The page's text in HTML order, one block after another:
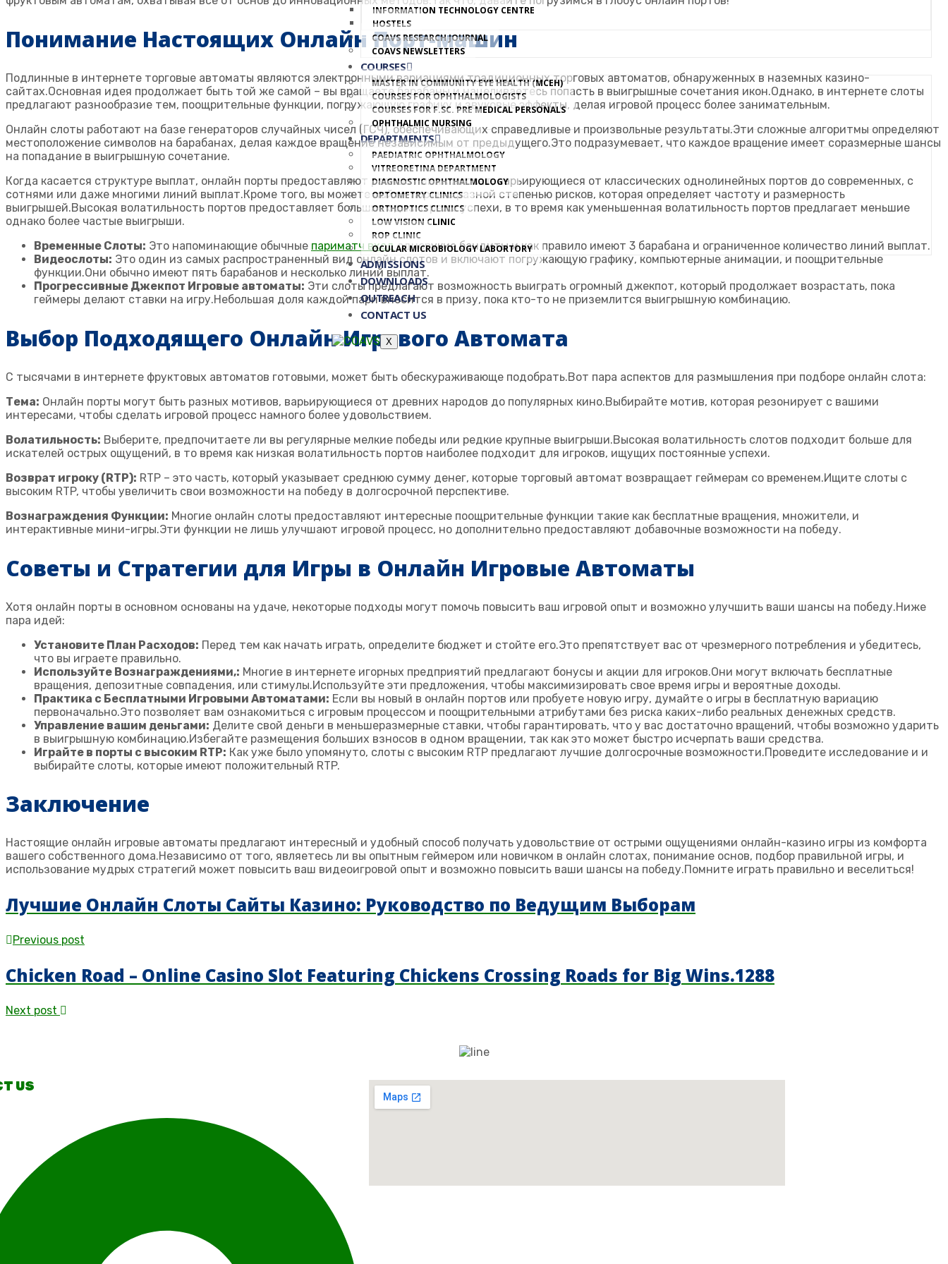
INFORMATION TECHNOLOGY CENTRE
HOSTELS
COAVS RESEARCH JOURNAL
COAVS NEWSLETTERS
COURSES
MASTER IN COMMUNITY EYE HEALTH (MCEH)
COURSES FOR OPHTHALMOLOGISTS
COURSES FOR F.SC. PRE MEDICAL PERSONALS
OPHTHALMIC NURSING
DEPARTMENTS
PAEDIATRIC OPHTHALMOLOGY
VITREORETINA DEPARTMENT
DIAGNOSTIC OPHTHALMOLOGY
OPTOMETRY CLINICS
ORTHOPTICS CLINICS
LOW VISION CLINIC
ROP CLINIC
OCULAR MICROBIOLOGY LABORTORY
ADMISSIONS
DOWNLOADS
OUTREACH
CONTACT US
X
Понимание Настоящих Онлайн Порт-машин
Подлинные в интернете торговые автоматы являются электронными вариациями традиционных торговых автоматов, обнаруженных в наземных казино-
сайтах.Основная идея продолжает быть той же самой – вы вращаете барабаны и нацеливаетесь попасть в выигрышные сочетания икон.Однако, в интернете слоты
предлагают разнообразие тем, поощрительные функции, погружающую графику и звуковые эффекты, делая игровой процесс более занимательным.
Онлайн слоты работают на базе генераторов случайных чисел (ГСЧ), обеспечивающих справедливые и произвольные результаты.Эти сложные алгоритмы определяют
местоположение символов на барабанах, делая каждое вращение независимым от предыдущего.Это подразумевает, что каждое вращение имеет соразмерные шансы
на попадание в выигрышную сочетание.
Когда касается структуре выплат, онлайн порты предоставляют разные линии выплат, варьирующиеся от классических однолинейных портов до современных, с
сотнями или даже многими линий выплат.Кроме того, вы можете найти порты с разной степенью рисков, которая определяет частоту и размерность
выигрышей.Высокая волатильность портов предоставляет большие однако реже успехи, в то время как уменьшенная волатильность портов предлагает меньшие
однако более частые выигрыши.
Временные Слоты: Это напоминающие обычные париматч вход однорукие бандиты и как правило имеют 3 барабана и ограниченное количество линий выплат.
Видеослоты: Это один из самых распространенный вид онлайн слотов и включают погружающую графику, компьютерные анимации, и поощрительные
функции.Они обычно имеют пять барабанов и несколько линий выплат.
Прогрессивные Джекпот Игровые автоматы: Эти слоты предлагают возможность выиграть огромный джекпот, который продолжает возрастать, пока
геймеры делают ставки на игру.Небольшая доля каждой пари вносится в призу, пока кто-то не приземлится выигрышную комбинацию.
Выбор Подходящего Онлайн Игрового Автомата
С тысячами в интернете фруктовых автоматов готовыми, может быть обескураживающе подобрать.Вот пара аспектов для размышления при подборе онлайн слота:
Тема: Онлайн порты могут быть разных мотивов, варьирующиеся от древних народов до популярных кино.Выбирайте мотив, которая резонирует с вашими
интересами, чтобы сделать игровой процесс намного более удовольствием.
Волатильность: Выберите, предпочитаете ли вы регулярные мелкие победы или редкие крупные выигрыши.Высокая волатильность слотов подходит больше для
искателей острых ощущений, в то время как низкая волатильность портов наиболее подходит для игроков, ищущих постоянные успехи.
Возврат игроку (RTP): RTP – это часть, который указывает среднюю сумму денег, которые торговый автомат возвращает геймерам со временем.Ищите слоты с
высоким RTP, чтобы увеличить свои возможности на победу в долгосрочной перспективе.
Вознаграждения Функции: Многие онлайн слоты предоставляют интересные поощрительные функции такие как бесплатные вращения, множители, и
интерактивные мини-игры.Эти функции не лишь улучшают игровой процесс, но дополнительно предоставляют добавочные возможности на победу.
Советы и Стратегии для Игры в Онлайн Игровые Автоматы
Хотя онлайн порты в основном основаны на удаче, некоторые подходы могут помочь повысить ваш игровой опыт и возможно улучшить ваши шансы на победу.Ниже
пара идей:
Установите План Расходов: Перед тем как начать играть, определите бюджет и стойте его.Это препятствует вас от чрезмерного потребления и убедитесь,
что вы играете правильно.
Используйте Вознаграждениями,: Многие в интернете игорных предприятий предлагают бонусы и акции для игроков.Они могут включать бесплатные
вращения, депозитные совпадения, или стимулы.Используйте эти предложения, чтобы максимизировать свое время игры и вероятные доходы.
Практика с Бесплатными Игровыми Автоматами: Если вы новый в онлайн портов или пробуете новую игру, думайте о игры в бесплатную вариацию
первоначально.Это позволяет вам ознакомиться с игровым процессом и поощрительными атрибутами без риска каких-либо реальных денежных средств.
Управление вашим деньгами: Делите свой деньги в меньшеразмерные ставки, чтобы гарантировать, что у вас достаточно вращений, чтобы возможно ударить
в выигрышную комбинацию.Избегайте размещения больших взносов в одном вращении, так как это может быстро исчерпать ваши средства.
Играйте в порты с высоким RTP: Как уже было упомянуто, слоты с высоким RTP предлагают лучшие долгосрочные возможности.Проведите исследование и и
выбирайте слоты, которые имеют положительный RTP.
Заключение
Настоящие онлайн игровые автоматы предлагают интересный и удобный способ получать удовольствие от острыми ощущениями онлайн-казино игры из комфорта
вашего собственного дома.Независимо от того, являетесь ли вы опытным геймером или новичком в онлайн слотах, понимание основ, подбор правильной игры, и
использование мудрых стратегий может повысить ваш видеоигровой опыт и возможно повысить ваши шансы на победу.Помните играть правильно и веселиться!
Лучшие Онлайн Слоты Сайты Казино: Руководство по Ведущим Выборам
Previous post
Chicken Road – Online Casino Slot Featuring Chickens Crossing Roads for Big Wins.1288
Next post
US